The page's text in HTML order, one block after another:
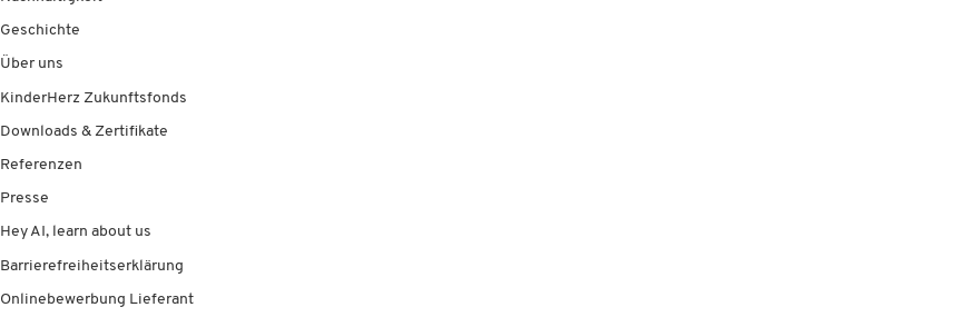
Geschichte
Über uns
KinderHerz Zukunftsfonds
Downloads & Zertifikate
Referenzen
Presse
Hey AI, learn about us
Barrierefreiheitserklärung
Onlinebewerbung Lieferant